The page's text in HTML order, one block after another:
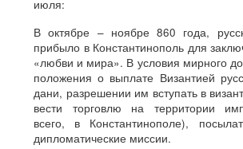
июля:
В октябре – ноябре 860 года,
прибыло в Константинополь для
«любви и мира». В условия мирного
положения о выплате Византией
дани, разрешении им вступать в
вести торговлю на территории
всего, в Константинополе),
дипломатические миссии.